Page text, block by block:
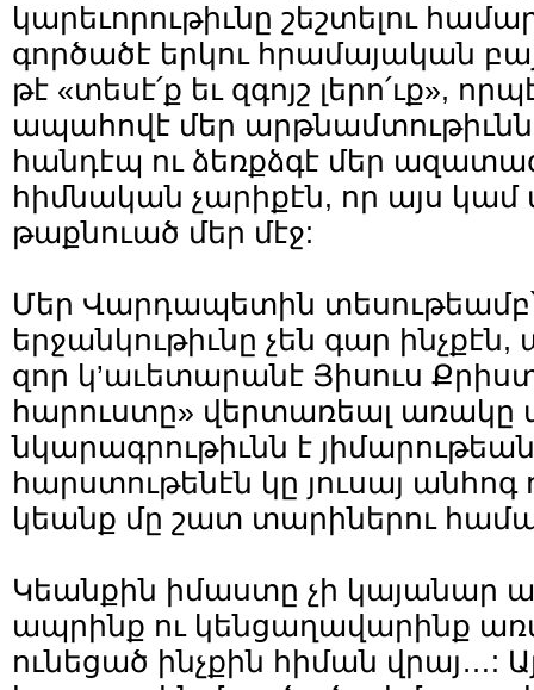
կարեւորութիւնը շեշտելու
գործածէ երկու հրամայական
թէ «տեսէ՛ք եւ զգոյշ լերո՛ւք»,
ապահովէ մեր
հանդէպ ու ձեռքձգէ մեր
հիմնական չարիքէն, որ այս կամ
թաքնուած մեր մէջ:
Մեր Վարդապետին
երջանկութիւնը չեն գար ինչքէն,
զոր կ’աւետարանէ Յիսուս
հարուստը» վերտառեալ
նկարագրութիւնն է
հարստութենէն կը յուսայ
կեանք մը շատ տարիներու
Կեանքին իմաստը չի կայանար
ապրինք ու կենցաղավարինք
ունեցած ինչքին հիման վրայ…: